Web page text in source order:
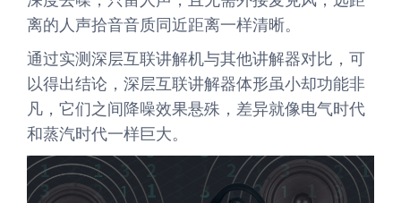
离的人声拾音音质同近距离一样清晰。
通过实测深层互联讲解机与其他讲解器对比，可
以得出结论，深层互联讲解器体形虽小却功能非
凡，它们之间降噪效果悬殊，差异就像电气时代
和蒸汽时代一样巨大。